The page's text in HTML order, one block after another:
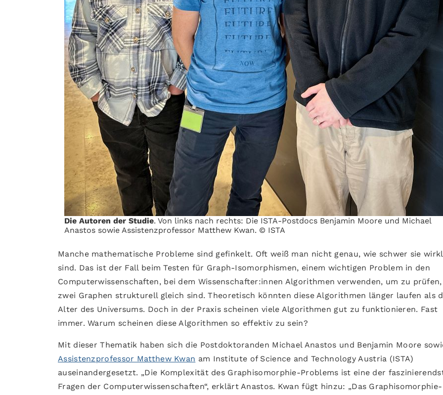
Die Autoren der Studie. Von links nach rechts: Die ISTA-Postdocs Benjamin Moore und Michael
Anastos sowie Assistenzprofessor Matthew Kwan. © ISTA
Manche mathematische Probleme sind gefinkelt. Oft weiß man nicht genau, wie schwer sie
sind. Das ist der Fall beim Testen für Graph-Isomorphismen, einem wichtigen Problem in den
Computerwissenschaften, bei dem Wissenschafter:innen Algorithmen verwenden, um zu
zwei Graphen strukturell gleich sind. Theoretisch könnten diese Algorithmen länger laufen als
Alter des Universums. Doch in der Praxis scheinen viele Algorithmen gut zu funktionieren. Fast
immer. Warum scheinen diese Algorithmen so effektiv zu sein?
Mit dieser Thematik haben sich die Postdoktoranden Michael Anastos und Benjamin Moore
Assistenzprofessor Matthew Kwan am Institute of Science and Technology Austria (ISTA)
auseinandergesetzt. „Die Komplexität des Graphisomorphie-Problems ist eine der
Fragen der Computerwissenschaften“, erklärt Anastos. Kwan fügt hinzu: „Das Graphisomorphie-